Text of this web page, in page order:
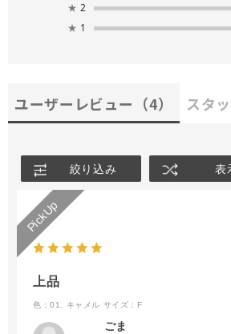
★ 2
★ 1
ユーザーレビュー （4） スタ
絞り込み 表
上品
色：01. キャメル サイズ：F
ごま